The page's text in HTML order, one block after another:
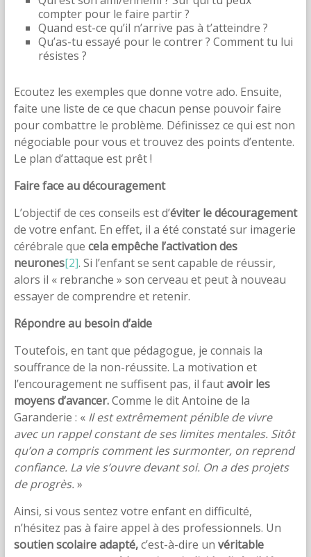
compter pour le faire partir ?
Quand est-ce qu’il n’arrive pas à t’atteindre ?
Qu’as-tu essayé pour le contrer ? Comment tu lui
résistes ?
Ecoutez les exemples que donne votre ado. Ensuite,
faite une liste de ce que chacun pense pouvoir faire
pour combattre le problème. Définissez ce qui est non
négociable pour vous et trouvez des points d’entente.
Le plan d’attaque est prêt !
Faire face au découragement
L’objectif de ces conseils est d’éviter le découragement
de votre enfant. En effet, il a été constaté sur imagerie
cérébrale que cela empêche l’activation des
neurones[2]. Si l’enfant se sent capable de réussir,
alors il « rebranche » son cerveau et peut à nouveau
essayer de comprendre et retenir.
Répondre au besoin d’aide
Toutefois, en tant que pédagogue, je connais la
souffrance de la non-réussite. La motivation et
l’encouragement ne suffisent pas, il fautavoir les
moyens d’avancer.Comme le dit Antoine de la
Garanderie : « Il est extrêmement pénible de vivre
avec un rappel constant de ses limites mentales. Sitôt
qu’on a compris comment les surmonter, on reprend
confiance. La vie s’ouvre devant soi. On a des projets
de progrès. »
Ainsi, si vous sentez votre enfant en difficulté,
n’hésitez pas à faire appel à des professionnels. Un
soutien scolaire adapté,c’est-à-dire un véritable